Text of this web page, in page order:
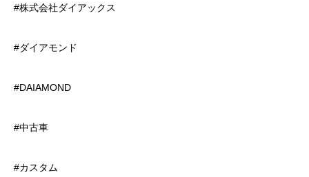
#株式会社ダイアックス
#ダイアモンド
#DAIAMOND
#中古車
#カスタム